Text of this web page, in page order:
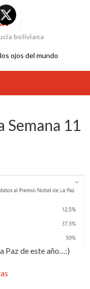
boliviana
ojos del mundo
Semana 11
Paz de este año…:)